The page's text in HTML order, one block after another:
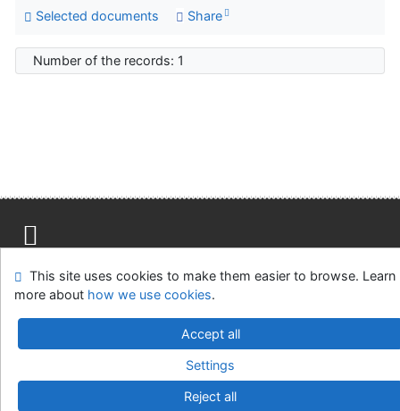
Selected documents
Share
Number of the records: 1
Feedback form
Cookie settings
Univerzitní knihovna - Univerzita Hradec Králové
v.4.8.63a-Cosmotron Slovakia, s.r.o.
This site uses cookies to make them easier to browse. Learn
more about how we use cookies.
Accept all
Settings
Reject all